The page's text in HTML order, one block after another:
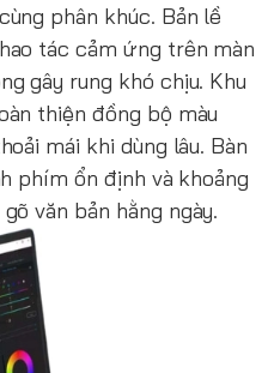
phân khúc. Bản lề
tác cảm ứng trên màn
gây rung khó chịu. Khu
thiện đồng bộ màu
mái khi dùng lâu. Bàn
phím ổn định và khoảng
văn bản hằng ngày.